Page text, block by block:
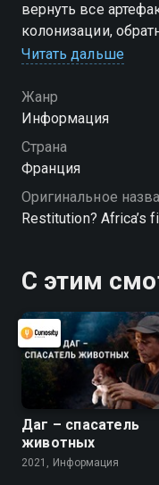
вернуть все
колонизации,
временем в одном
африканского
Читать дальше
Жанр
Информация
Страна
Франция
Оригинальное
Restitution? Africa’s
С этим
Даг – спасатель
животных
2021, Информация